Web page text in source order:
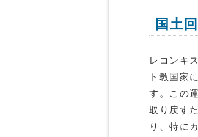
国土
レコンキ
ト教国家
す。この
取り戻す
り、特に